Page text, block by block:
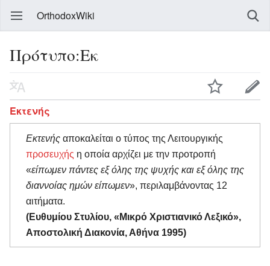
OrthodoxWiki
Πρότυπο:Εκ
Εκτενής
Εκτενής αποκαλείται ο τύπος της Λειτουργικής
προσευχής η οποία αρχίζει με την προτροπή
«είπωμεν πάντες εξ όλης της ψυχής και εξ όλης της
διαννοίας ημών είπωμεν», περιλαμβάνοντας 12
αιτήματα.
(Ευθυμίου Στυλίου, «Μικρό Χριστιανικό Λεξικό»,
Αποστολική Διακονία, Αθήνα 1995)